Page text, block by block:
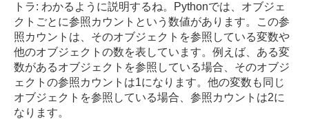
トラ: わかるように説明するね。Pythonでは、オブジェ
クトごとに参照カウントという数値があります。この参
照カウントは、そのオブジェクトを参照している変数や
他のオブジェクトの数を表しています。例えば、ある変
数があるオブジェクトを参照している場合、そのオブジ
ェクトの参照カウントは1になります。他の変数も同じ
オブジェクトを参照している場合、参照カウントは2に
なります。